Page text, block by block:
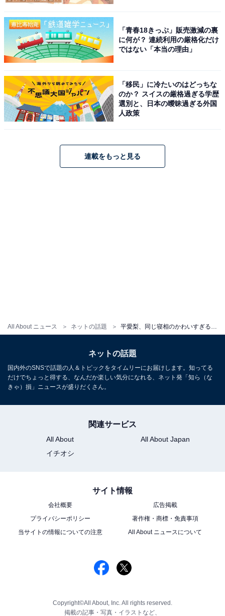
All About ニュース ネットの話題 平愛梨、同じ寝相のかわいすぎる3兄弟の写真披露！ 「お父さんに似てますね」「たまらなく愛おしいですな」
「青春18きっぷ」販売激減の裏
に何が？ 連続利用の厳格化だけ
ではない「本当の理由」
「移民」に冷たいのはどっちな
のか？ スイスの厳格過ぎる学歴
選別と、日本の曖昧過ぎる外国
人政策
連載をもっと見る
ネットの話題
国内外のSNSで話題の人＆トピックをタイムリーにお届けします。知ってる
だけでちょっと得する、なんだか楽しい気分になれる、ネット発「知ら（な
きゃ）損」ニュースが盛りだくさん。
関連サービス
All About
All About Japan
イチオシ
サイト情報
会社概要
広告掲載
プライバシーポリシー
著作権・商標・免責事項
当サイトの情報についての注意
All About ニュースについて
Copyright©All About, Inc. All rights reserved.
掲載の記事・写真・イラストなど、